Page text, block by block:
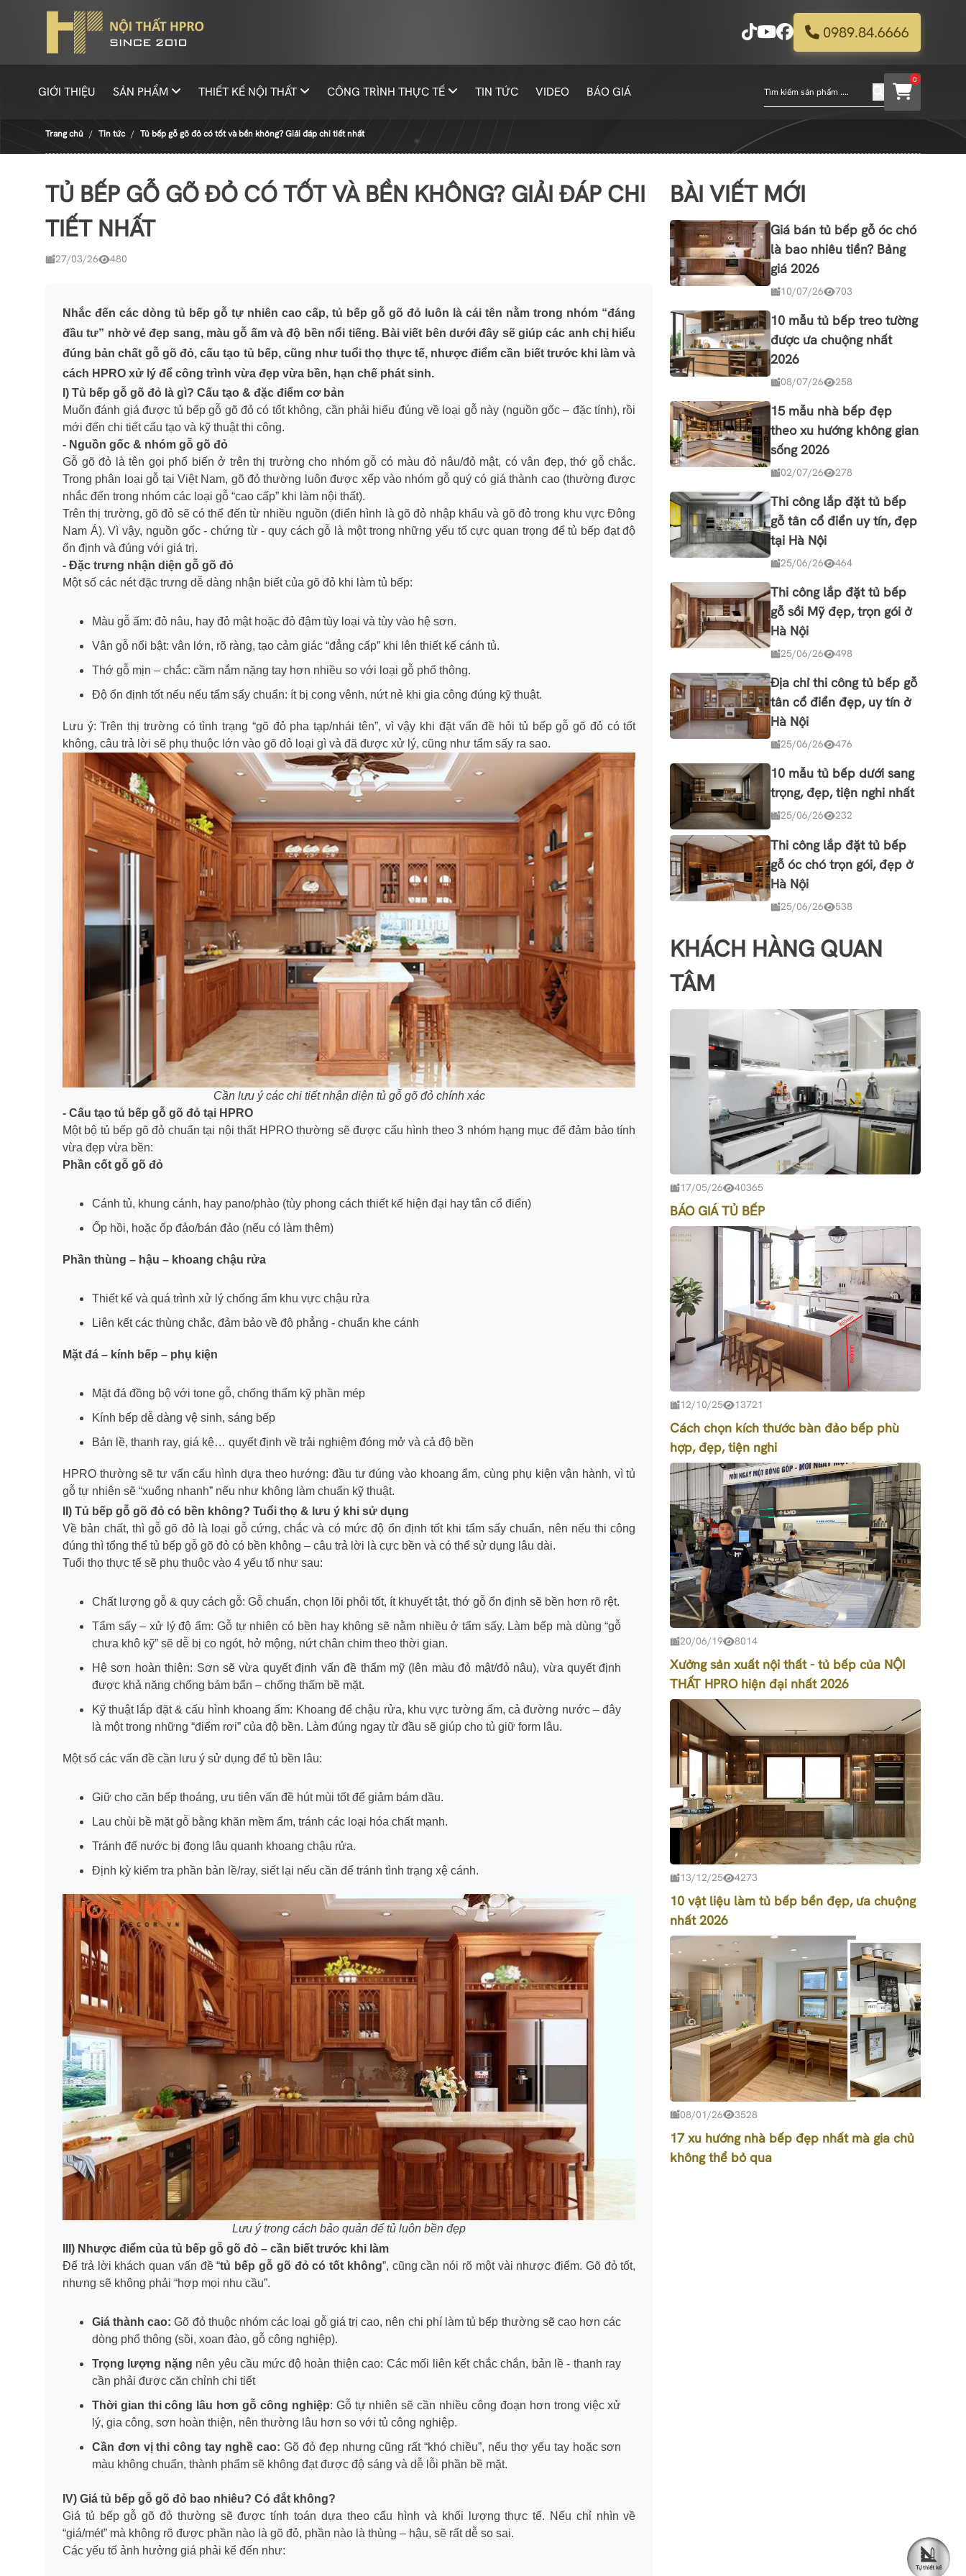
0989.84.6666
GIỚI THIỆU SẢN PHẨM THIẾT KẾ NỘI THẤT CÔNG TRÌNH THỰC TẾ TIN TỨC VIDEO BÁO GIÁ
0
Trang chủ Tin tức Tủ bếp gỗ gõ đỏ có tốt và bền không? Giải đáp chi tiết nhất
TỦ BẾP GỖ GÕ ĐỎ CÓ TỐT VÀ BỀN KHÔNG? GIẢI ĐÁP CHI
TIẾT NHẤT
27/03/26 480
Nhắc đến các dòng tủ bếp gỗ tự nhiên cao cấp, tủ bếp gỗ gõ đỏ luôn là cái tên nằm trong nhóm “đáng
đầu tư” nhờ vẻ đẹp sang, màu gỗ ấm và độ bền nổi tiếng. Bài viết bên dưới đây sẽ giúp các anh chị hiểu
đúng bản chất gỗ gõ đỏ, cấu tạo tủ bếp, cũng như tuổi thọ thực tế, nhược điểm cần biết trước khi làm và
cách HPRO xử lý để công trình vừa đẹp vừa bền, hạn chế phát sinh.
I) Tủ bếp gỗ gõ đỏ là gì? Cấu tạo & đặc điểm cơ bản
Muốn đánh giá được tủ bếp gỗ gõ đỏ có tốt không, cần phải hiểu đúng về loại gỗ này (nguồn gốc – đặc tính), rồi
mới đến chi tiết cấu tạo và kỹ thuật thi công.
- Nguồn gốc & nhóm gỗ gõ đỏ
Gỗ gõ đỏ là tên gọi phổ biến ở trên thị trường cho nhóm gỗ có màu đỏ nâu/đỏ mật, có vân đẹp, thớ gỗ chắc.
Trong phân loại gỗ tại Việt Nam, gõ đỏ thường luôn được xếp vào nhóm gỗ quý có giá thành cao (thường được
nhắc đến trong nhóm các loại gỗ “cao cấp” khi làm nội thất).
Trên thị trường, gõ đỏ sẽ có thể đến từ nhiều nguồn (điển hình là gõ đỏ nhập khẩu và gõ đỏ trong khu vực Đông
Nam Á). Vì vậy, nguồn gốc - chứng từ - quy cách gỗ là một trong những yếu tố cực quan trọng để tủ bếp đạt độ
ổn định và đúng với giá trị.
- Đặc trưng nhận diện gỗ gõ đỏ
Một số các nét đặc trưng dễ dàng nhận biết của gõ đỏ khi làm tủ bếp:
Màu gỗ ấm: đỏ nâu, hay đỏ mật hoặc đỏ đậm tùy loại và tùy vào hệ sơn.
Vân gỗ nổi bật: vân lớn, rõ ràng, tạo cảm giác “đẳng cấp” khi lên thiết kế cánh tủ.
Thớ gỗ mịn – chắc: cầm nắm nặng tay hơn nhiều so với loại gỗ phổ thông.
Độ ổn định tốt nếu nếu tẩm sấy chuẩn: ít bị cong vênh, nứt nẻ khi gia công đúng kỹ thuật.
Lưu ý: Trên thị trường có tình trạng “gõ đỏ pha tạp/nhái tên”, vì vậy khi đặt vấn đề hỏi tủ bếp gỗ gõ đỏ có tốt
không, câu trả lời sẽ phụ thuộc lớn vào gõ đỏ loại gì và đã được xử lý, cũng như tẩm sấy ra sao.
Cần lưu ý các chi tiết nhận diện tủ gỗ gõ đỏ chính xác
- Cấu tạo tủ bếp gỗ gõ đỏ tại HPRO
Một bộ tủ bếp gõ đỏ chuẩn tại nội thất HPRO thường sẽ được cấu hình theo 3 nhóm hạng mục để đảm bảo tính
vừa đẹp vừa bền:
Phần cốt gỗ gõ đỏ
Cánh tủ, khung cánh, hay pano/phào (tùy phong cách thiết kế hiện đại hay tân cổ điển)
Ốp hồi, hoặc ốp đảo/bán đảo (nếu có làm thêm)
Phần thùng – hậu – khoang chậu rửa
Thiết kế và quá trình xử lý chống ẩm khu vực chậu rửa
Liên kết các thùng chắc, đảm bảo về độ phẳng - chuẩn khe cánh
Mặt đá – kính bếp – phụ kiện
Mặt đá đồng bộ với tone gỗ, chống thấm kỹ phần mép
Kính bếp dễ dàng vệ sinh, sáng bếp
Bản lề, thanh ray, giá kệ… quyết định về trải nghiệm đóng mở và cả độ bền
HPRO thường sẽ tư vấn cấu hình dựa theo hướng: đầu tư đúng vào khoang ẩm, cùng phụ kiện vận hành, vì tủ
gỗ tự nhiên sẽ “xuống nhanh” nếu như không làm chuẩn kỹ thuật.
II) Tủ bếp gỗ gõ đỏ có bền không? Tuổi thọ & lưu ý khi sử dụng
Về bản chất, thì gỗ gõ đỏ là loại gỗ cứng, chắc và có mức độ ổn định tốt khi tẩm sấy chuẩn, nên nếu thi công
đúng thì tổng thể tủ bếp gỗ gõ đỏ có bền không – câu trả lời là cực bền và có thể sử dụng lâu dài.
Tuổi thọ thực tế sẽ phụ thuộc vào 4 yếu tố như sau:
Chất lượng gỗ & quy cách gỗ: Gỗ chuẩn, chọn lõi phôi tốt, ít khuyết tật, thớ gỗ ổn định sẽ bền hơn rõ rệt.
Tẩm sấy – xử lý độ ẩm: Gỗ tự nhiên có bền hay không sẽ nằm nhiều ở tẩm sấy. Làm bếp mà dùng “gỗ
chưa khô kỹ” sẽ dễ bị co ngót, hở mộng, nứt chân chim theo thời gian.
Hệ sơn hoàn thiện: Sơn sẽ vừa quyết định vấn đề thẩm mỹ (lên màu đỏ mật/đỏ nâu), vừa quyết định
được khả năng chống bám bẩn – chống thấm bề mặt.
Kỹ thuật lắp đặt & cấu hình khoang ẩm: Khoang để chậu rửa, khu vực tường ẩm, cả đường nước – đây
là một trong những “điểm rơi” của độ bền. Làm đúng ngay từ đầu sẽ giúp cho tủ giữ form lâu.
Một số các vấn đề cần lưu ý sử dụng để tủ bền lâu:
Giữ cho căn bếp thoáng, ưu tiên vấn đề hút mùi tốt để giảm bám dầu.
Lau chùi bề mặt gỗ bằng khăn mềm ẩm, tránh các loại hóa chất mạnh.
Tránh để nước bị đọng lâu quanh khoang chậu rửa.
Định kỳ kiểm tra phần bản lề/ray, siết lại nếu cần để tránh tình trạng xệ cánh.
Lưu ý trong cách bảo quản để tủ luôn bền đẹp
III) Nhược điểm của tủ bếp gỗ gõ đỏ – cần biết trước khi làm
Để trả lời khách quan vấn đề “tủ bếp gỗ gõ đỏ có tốt không”, cũng cần nói rõ một vài nhược điểm. Gõ đỏ tốt,
nhưng sẽ không phải “hợp mọi nhu cầu”.
Giá thành cao:Gõ đỏ thuộc nhóm các loại gỗ giá trị cao, nên chi phí làm tủ bếp thường sẽ cao hơn các
dòng phổ thông (sồi, xoan đào, gỗ công nghiệp).
Trọng lượng nặng nên yêu cầu mức độ hoàn thiện cao: Các mối liên kết chắc chắn, bản lề - thanh ray
cần phải được căn chỉnh chi tiết
Thời gian thi công lâu hơn gỗ công nghiệp: Gỗ tự nhiên sẽ cần nhiều công đoạn hơn trong việc xử
lý, gia công, sơn hoàn thiện, nên thường lâu hơn so với tủ công nghiệp.
Cần đơn vị thi công tay nghề cao: Gõ đỏ đẹp nhưng cũng rất “khó chiều”, nếu thợ yếu tay hoặc sơn
màu không chuẩn, thành phẩm sẽ không đạt được độ sáng và dễ lỗi phần bề mặt.
IV) Giá tủ bếp gỗ gõ đỏ bao nhiêu? Có đắt không?
Giá tủ bếp gỗ gõ đỏ thường sẽ được tính toán dựa theo cấu hình và khối lượng thực tế. Nếu chỉ nhìn về
“giá/mét” mà không rõ được phần nào là gõ đỏ, phần nào là thùng – hậu, sẽ rất dễ so sai.
Các yếu tố ảnh hưởng giá phải kể đến như:
BÀI VIẾT MỚI
Giá bán tủ bếp gỗ óc chó
là bao nhiêu tiền? Bảng
giá 2026
10/07/26 703
10 mẫu tủ bếp treo tường
được ưa chuộng nhất
2026
08/07/26 258
15 mẫu nhà bếp đẹp
theo xu hướng không gian
sống 2026
02/07/26 278
Thi công lắp đặt tủ bếp
gỗ tân cổ điển uy tín, đẹp
tại Hà Nội
25/06/26 464
Thi công lắp đặt tủ bếp
gỗ sồi Mỹ đẹp, trọn gói ở
Hà Nội
25/06/26 498
Địa chỉ thi công tủ bếp gỗ
tân cổ điển đẹp, uy tín ở
Hà Nội
25/06/26 476
10 mẫu tủ bếp dưới sang
trọng, đẹp, tiện nghi nhất
25/06/26 232
Thi công lắp đặt tủ bếp
gỗ óc chó trọn gói, đẹp ở
Hà Nội
25/06/26 538
KHÁCH HÀNG QUAN
TÂM
17/05/26 40365
BÁO GIÁ TỦ BẾP
12/10/25 13721
Cách chọn kích thước bàn đảo bếp phù
hợp, đẹp, tiện nghi
20/06/19 8014
Xưởng sản xuất nội thất - tủ bếp của NỘI
THẤT HPRO hiện đại nhất 2026
13/12/25 4273
10 vật liệu làm tủ bếp bền đẹp, ưa chuộng
nhất 2026
08/01/26 3528
17 xu hướng nhà bếp đẹp nhất mà gia chủ
không thể bỏ qua
Tự thiết kế